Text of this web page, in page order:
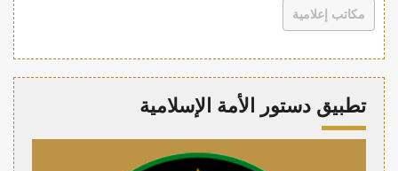
مكاتب إعلامية
تطبيق دستور الأمة الإسلامية